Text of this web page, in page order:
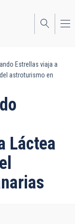
Estrellas viaja a
astroturismo en
Láctea